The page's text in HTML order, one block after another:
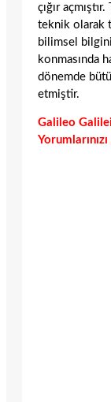
çığır
teknik olarak
bilimsel
konmasında
dönemde
etmiştir.
Galileo